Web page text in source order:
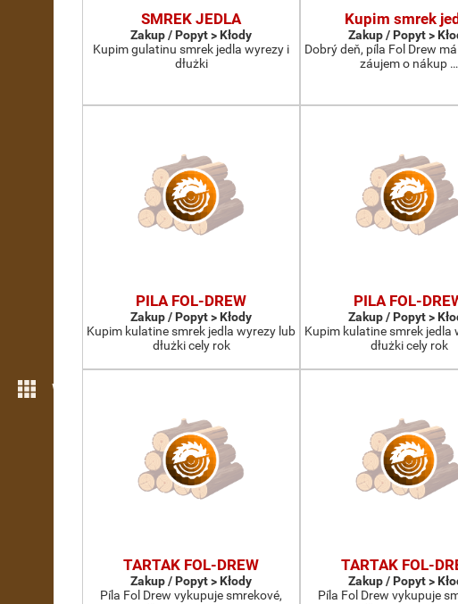
Więcej możliwości
SMREK JEDLA
Zakup / Popyt > Kłody
Kupim gulatinu smrek jedla wyrezy i
dłużki
Kupim smrek
Zakup / Popyt >
Dobrý deň, píla Fol Drew
záujem o nákup …
PILA FOL-DREW
Zakup / Popyt > Kłody
Kupim kulatine smrek jedla wyrezy lub
dłużki cely rok
PILA FOL-
Zakup / Popyt >
Kupim kulatine smrek jedla
dłużki cely rok
TARTAK FOL-DREW
Zakup / Popyt > Kłody
Píla Fol Drew vykupuje smrekové,
TARTAK FOL-
Zakup / Popyt >
Píla Fol Drew vykupuje